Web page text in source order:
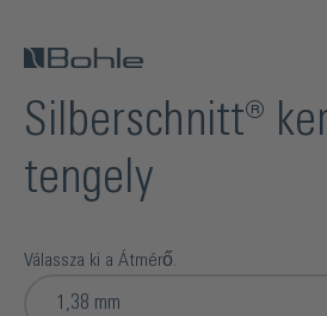
Silberschnitt®
tengely
Válassza ki a Átmérő.
1,38 mm